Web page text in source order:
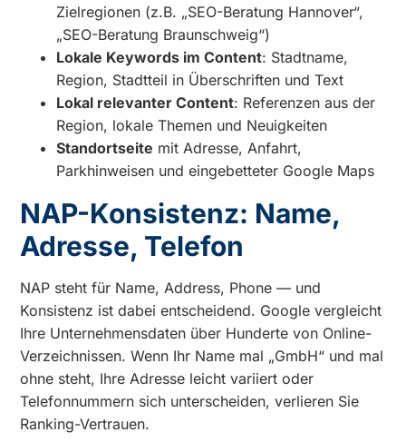
Zielregionen (z.B. „SEO-Beratung Hannover“,
„SEO-Beratung Braunschweig“)
Lokale Keywords im Content: Stadtname,
Region, Stadtteil in Überschriften und Text
Lokal relevanter Content: Referenzen aus der
Region, lokale Themen und Neuigkeiten
Standortseite mit Adresse, Anfahrt,
Parkhinweisen und eingebetteter Google Maps
NAP-Konsistenz: Name,
Adresse, Telefon
NAP steht für Name, Address, Phone — und
Konsistenz ist dabei entscheidend. Google vergleicht
Ihre Unternehmensdaten über Hunderte von Online-
Verzeichnissen. Wenn Ihr Name mal „GmbH“ und mal
ohne steht, Ihre Adresse leicht variiert oder
Telefonnummern sich unterscheiden, verlieren Sie
Ranking-Vertrauen.